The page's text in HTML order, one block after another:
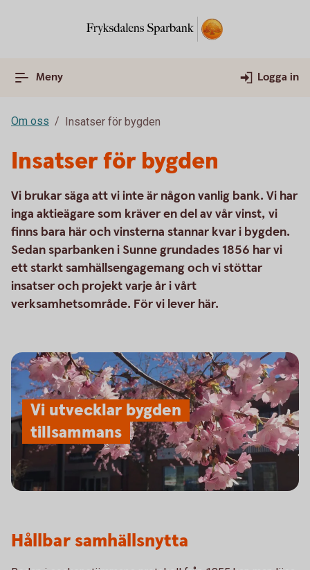
Meny Logga in
Om oss Insatser för bygden
Insatser för bygden
Vi brukar säga att vi inte är någon vanlig bank. Vi har
inga aktieägare som kräver en del av vår vinst, vi
finns bara här och vinsterna stannar kvar i bygden.
Sedan sparbanken i Sunne grundades 1856 har vi
ett starkt samhällsengagemang och vi stöttar
insatser och projekt varje år i vårt
verksamhetsområde. För vi lever här.
Vi utvecklar bygden
tillsammans
Hållbar samhällsnytta